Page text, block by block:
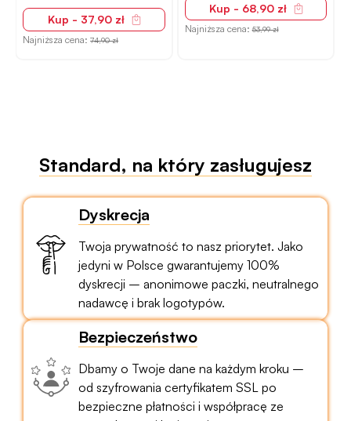
Kup - 37,90 zł
Najniższa cena:74,90 zł
Kup - 68,90 zł
Najniższa cena:53,99 zł
Standard, na który zasługujesz
Dyskrecja
Twoja prywatność to nasz priorytet. Jako
jedyni w Polsce gwarantujemy 100%
dyskrecji – anonimowe paczki, neutralnego
nadawcę i brak logotypów.
Bezpieczeństwo
Dbamy o Twoje dane na każdym kroku –
od szyfrowania certyfikatem SSL po
bezpieczne płatności i współpracę ze